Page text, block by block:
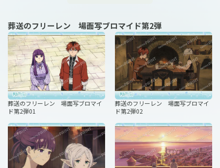
葬送のフリーレン 場面写ブロマイ
ド第1弾05
葬送のフリーレン 場面写ブロマイ
ド第1弾06
葬送のフリーレン 場面写ブロマイ
ド第1弾07
葬送のフリーレン 場面写ブロマイ
ド第1弾08
葬送のフリーレン 場面写ブロマイド第2弾
葬送のフリーレン 場面写ブロマイ
ド第2弾01
葬送のフリーレン 場面写ブロマイ
ド第2弾02